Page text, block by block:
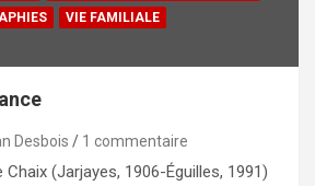
VIE FAMILIALE
Desbois 1 commentaire
Chaix (Jarjayes, 1906-Éguilles, 1991)